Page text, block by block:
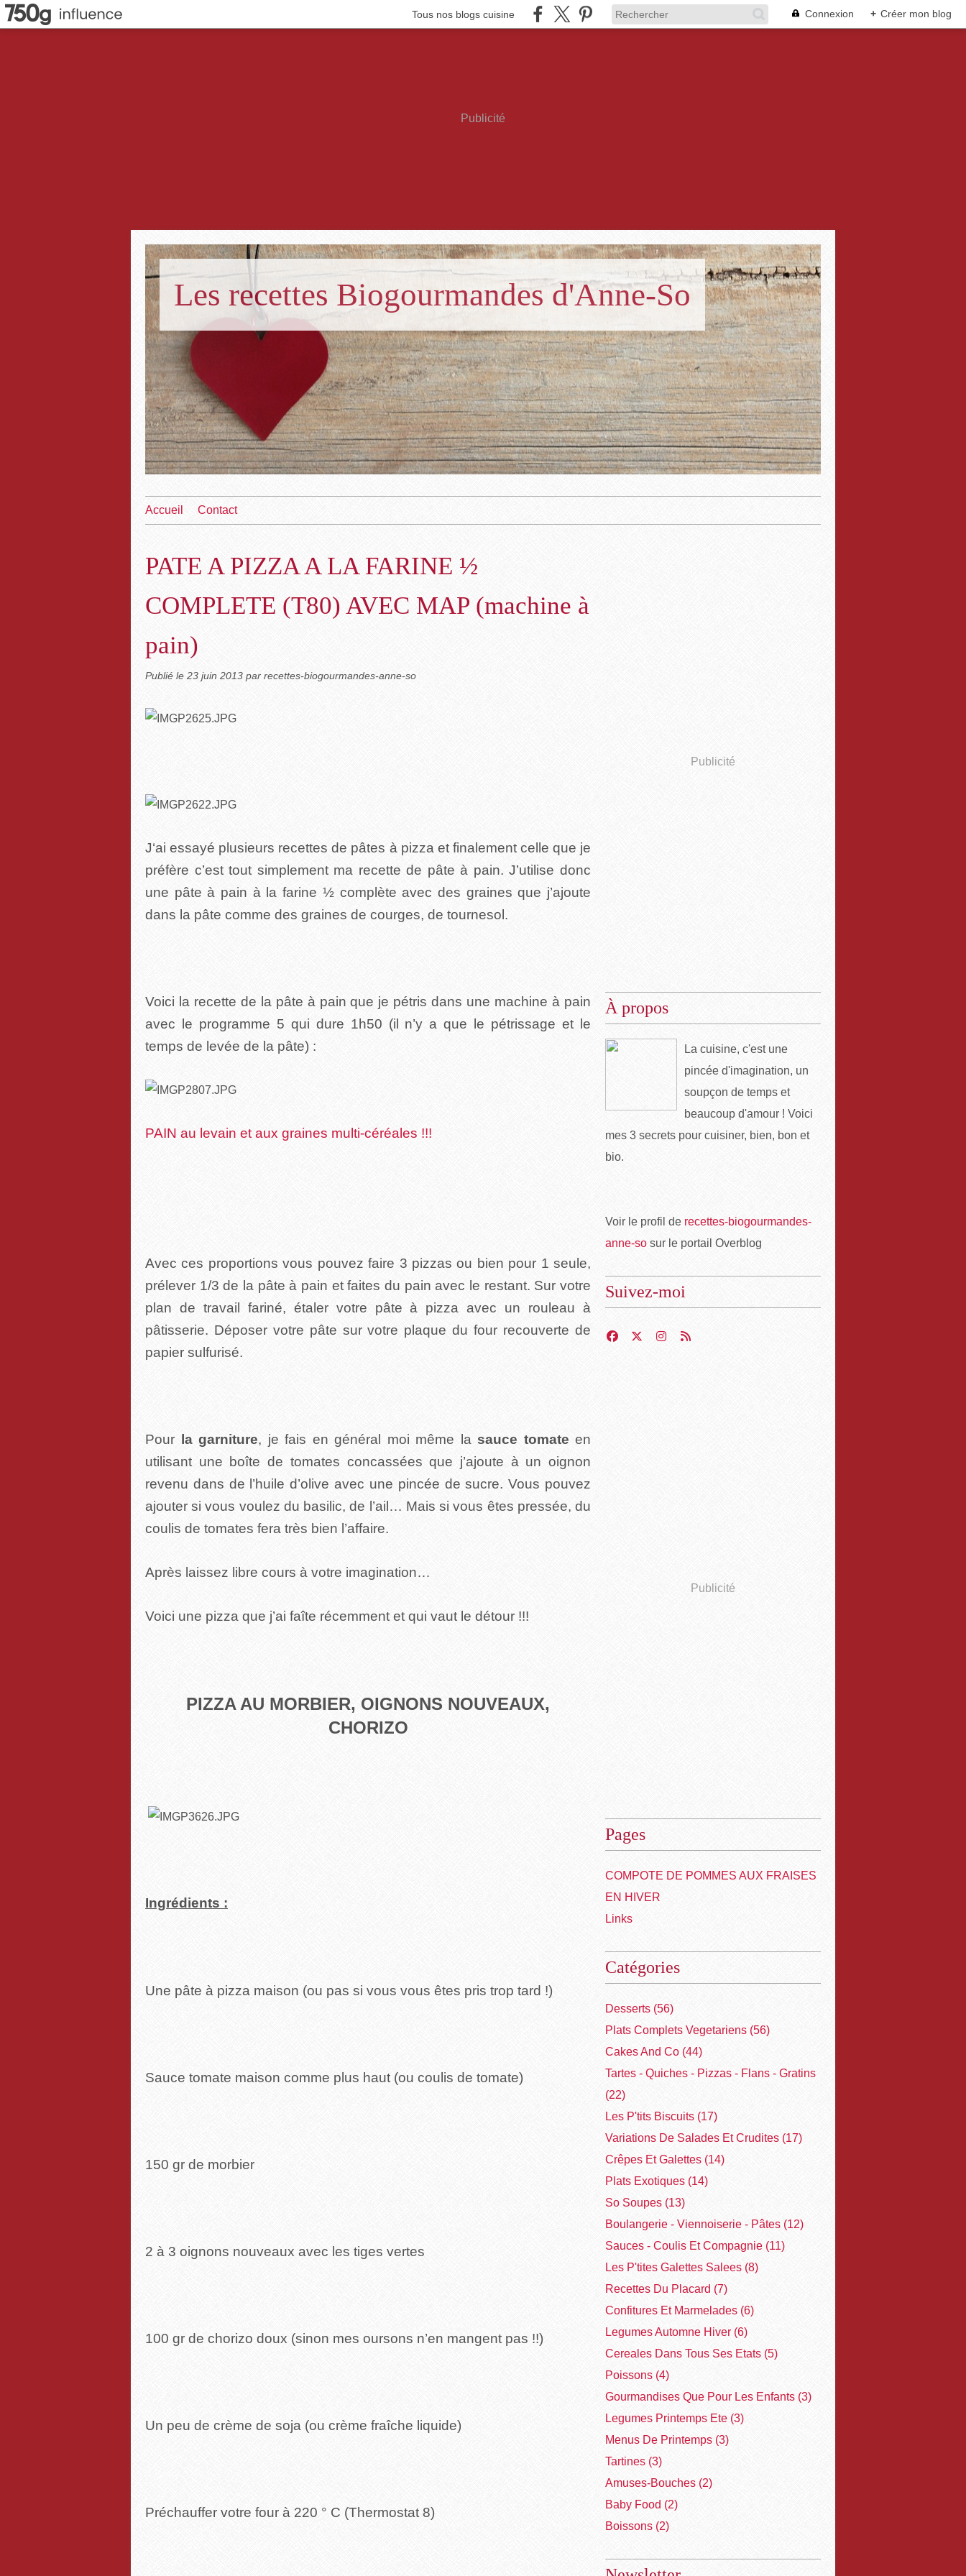
Tous nos blogs cuisine Connexion + Créer mon blog
Publicité
Les recettes Biogourmandes d'Anne-So
Accueil Contact
PATE A PIZZA A LA FARINE ½
COMPLETE (T80) AVEC MAP (machine à
pain)
Publié le 23 juin 2013 par recettes-biogourmandes-anne-so
J‘ai essayé plusieurs recettes de pâtes à pizza et finalement celle que je
préfère c’est tout simplement ma recette de pâte à pain. J’utilise donc
une pâte à pain à la farine ½ complète avec des graines que j’ajoute
dans la pâte comme des graines de courges, de tournesol.
Voici la recette de la pâte à pain que je pétris dans une machine à pain
avec le programme 5 qui dure 1h50 (il n’y a que le pétrissage et le
temps de levée de la pâte) :
PAIN au levain et aux graines multi-céréales !!!
Avec ces proportions vous pouvez faire 3 pizzas ou bien pour 1 seule,
prélever 1/3 de la pâte à pain et faites du pain avec le restant. Sur votre
plan de travail fariné, étaler votre pâte à pizza avec un rouleau à
pâtisserie. Déposer votre pâte sur votre plaque du four recouverte de
papier sulfurisé.
Pour la garniture, je fais en général moi même la sauce tomate en
utilisant une boîte de tomates concassées que j’ajoute à un oignon
revenu dans de l’huile d’olive avec une pincée de sucre. Vous pouvez
ajouter si vous voulez du basilic, de l’ail… Mais si vous êtes pressée, du
coulis de tomates fera très bien l’affaire.
Après laissez libre cours à votre imagination…
Voici une pizza que j’ai faîte récemment et qui vaut le détour !!!
PIZZA AU MORBIER, OIGNONS NOUVEAUX,
CHORIZO
Ingrédients :
Une pâte à pizza maison (ou pas si vous vous êtes pris trop tard !)
Sauce tomate maison comme plus haut (ou coulis de tomate)
150 gr de morbier
2 à 3 oignons nouveaux avec les tiges vertes
100 gr de chorizo doux (sinon mes oursons n’en mangent pas !!)
Un peu de crème de soja (ou crème fraîche liquide)
Préchauffer votre four à 220 ° C (Thermostat 8)
Publicité
À propos
La cuisine, c'est une
pincée d'imagination, un
soupçon de temps et
beaucoup d'amour ! Voici
mes 3 secrets pour cuisiner, bien, bon et
bio.
Voir le profil de recettes-biogourmandes-
anne-so sur le portail Overblog
Suivez-moi
Publicité
Pages
COMPOTE DE POMMES AUX FRAISES
EN HIVER
Links
Catégories
Desserts (56)
Plats Complets Vegetariens (56)
Cakes And Co (44)
Tartes - Quiches - Pizzas - Flans - Gratins
(22)
Les P'tits Biscuits (17)
Variations De Salades Et Crudites (17)
Crêpes Et Galettes (14)
Plats Exotiques (14)
So Soupes (13)
Boulangerie - Viennoiserie - Pâtes (12)
Sauces - Coulis Et Compagnie (11)
Les P'tites Galettes Salees (8)
Recettes Du Placard (7)
Confitures Et Marmelades (6)
Legumes Automne Hiver (6)
Cereales Dans Tous Ses Etats (5)
Poissons (4)
Gourmandises Que Pour Les Enfants (3)
Legumes Printemps Ete (3)
Menus De Printemps (3)
Tartines (3)
Amuses-Bouches (2)
Baby Food (2)
Boissons (2)